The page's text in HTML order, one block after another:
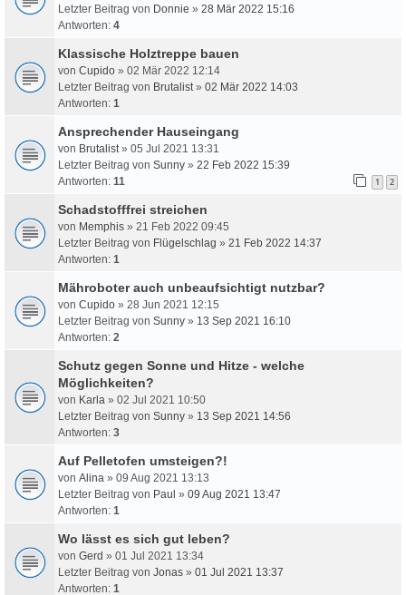
Letzter Beitrag von Donnie » 28 Mär 2022 15:16
Antworten: 4
Klassische Holztreppe bauen
von Cupido » 02 Mär 2022 12:14
Letzter Beitrag von Brutalist» 02 Mär 2022 14:03
Antworten: 1
Ansprechender Hauseingang
von Brutalist» 05 Jul 2021 13:31
Letzter Beitrag von Sunny » 22 Feb 2022 15:39
Antworten: 11 1 2
Schadstofffrei streichen
von Memphis » 21 Feb 2022 09:45
Letzter Beitrag von Flügelschlag » 21 Feb 2022 14:37
Antworten: 1
Mähroboter auch unbeaufsichtigt nutzbar?
von Cupido » 28 Jun 2021 12:15
Letzter Beitrag von Sunny » 13 Sep 2021 16:10
Antworten: 2
Schutz gegen Sonne und Hitze - welche
Möglichkeiten?
von Karla » 02 Jul 2021 10:50
Letzter Beitrag von Sunny » 13 Sep 2021 14:56
Antworten: 3
Auf Pelletofen umsteigen?!
von Alina » 09 Aug 2021 13:13
Letzter Beitrag von Paul » 09 Aug 2021 13:47
Antworten: 1
Wo lässt es sich gut leben?
von Gerd » 01 Jul 2021 13:34
Letzter Beitrag von Jonas » 01 Jul 2021 13:37
Antworten: 1